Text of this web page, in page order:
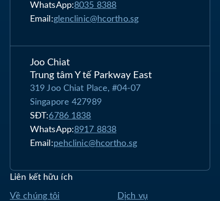
WhatsApp:8035 8388
Email:glenclinic@hcortho.sg
Joo Chiat
Trung tâm Y tế Parkway East
319 Joo Chiat Place, #04-07
Singapore 427989
SĐT:6786 1838
WhatsApp:8917 8838
Email:pehclinic@hcortho.sg
Liên kết hữu ích
Về chúng tôi
Dịch vụ